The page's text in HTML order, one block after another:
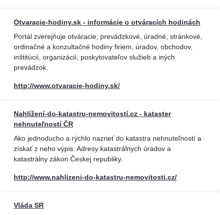
Otvaracie-hodiny.sk - informácie o otváracích hodinách
Portál zverejňuje otváracie, prevádzkové, úradné, stránkové,
ordinačné a konzultačné hodiny firiem, úradov, obchodov,
inštitúcií, organizácií, poskytovateľov služieb a iných
prevádzok.
http://www.otvaracie-hodiny.sk/
Nahlížení-do-katastru-nemovitostí.cz - kataster
nehnuteľností ČR
Ako jednoducho a rýchlo nazrieť do katastra nehnuteľností a
získať z neho výpis. Adresy katastrálnych úradov a
katastrálny zákon Českej republiky.
http://www.nahlizeni-do-katastru-nemovitosti.cz/
Vláda SR